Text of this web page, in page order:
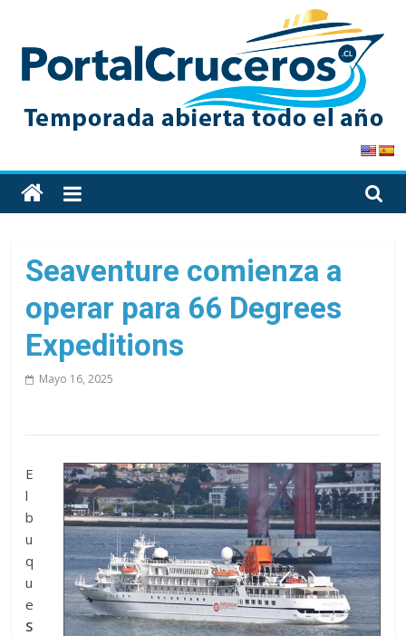
content
PortalCruceros
Toda
la
de
cruceros
en
solo
Seaventure comienza a
operar para 66 Degrees
Expeditions
Mayo 16, 2025
E
l
b
u
q
u
e
S